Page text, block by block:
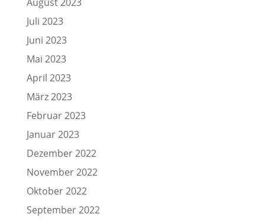
August 2023
Juli 2023
Juni 2023
Mai 2023
April 2023
März 2023
Februar 2023
Januar 2023
Dezember 2022
November 2022
Oktober 2022
September 2022